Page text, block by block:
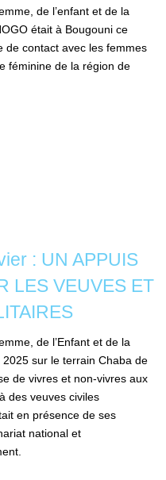
de l’enfant et de la
était à Bougouni ce
de contact avec les femmes
féminine de la région de
: UN APPUIS
LES VEUVES ET
de l’Enfant et de la
sur le terrain Chaba de
de vivres et non-vivres aux
des veuves civiles
en présence de ses
national et